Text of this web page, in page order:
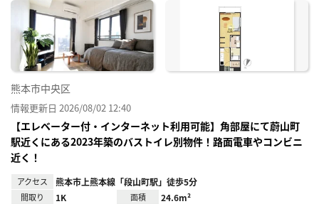
に入
熊本市中央区
情報更新日 2026/08/02 12:40
【エレベーター付・インターネット利用可能】角部屋にて蔚山町
駅近くにある2023年築のバストイレ別物件！路面電車やコンビニ
近く！
アクセス 熊本市上熊本線「段山町駅」徒歩5分
間取り 1K 面積 24.6m²